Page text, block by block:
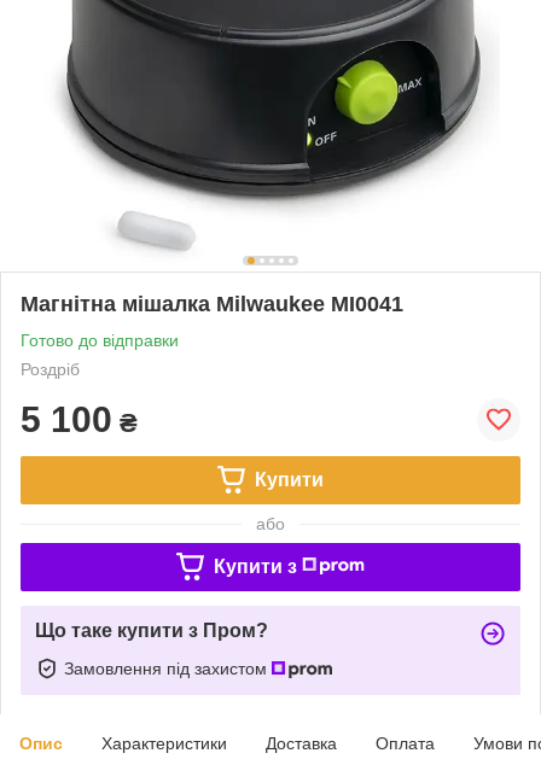
Магнітна мішалка Milwaukee MI0041
Готово до відправки
Роздріб
5 100 ₴
Купити
або
Купити з
Що таке купити з Пром?
Замовлення під захистом
Опис Характеристики Доставка Оплата Умови